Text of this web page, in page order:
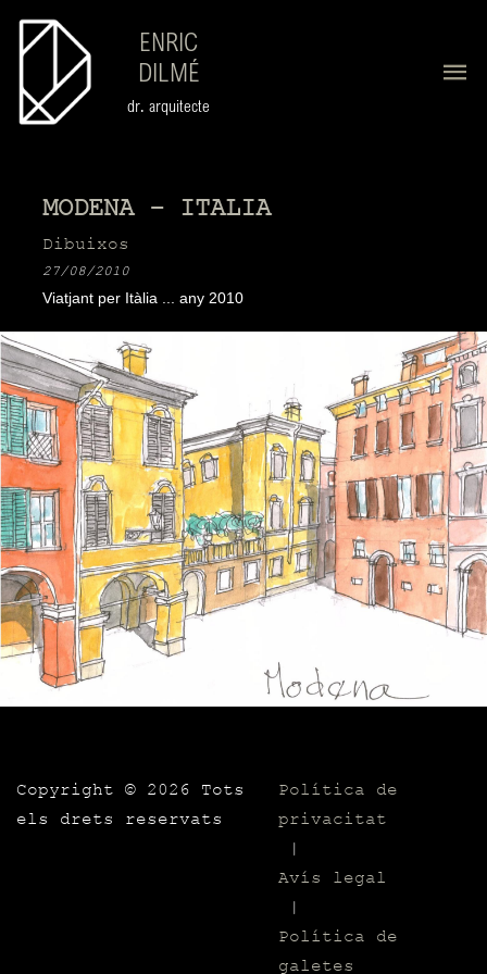
ENRIC
DILMÉ
dr. arquitecte
MODENA - ITALIA
Dibuixos
27/08/2010
Viatjant per Itàlia ... any 2010
Copyright © 2026 Tots
els drets reservats
Política de
privacitat
|
Avís legal
|
Política de
galetes